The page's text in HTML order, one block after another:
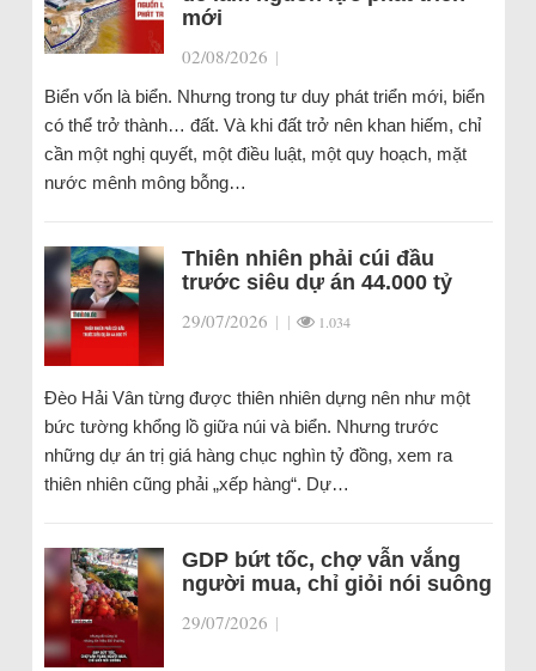
mới
02/08/2026 |
Biển vốn là biển. Nhưng trong tư duy phát triển mới, biển
có thể trở thành… đất. Và khi đất trở nên khan hiếm, chỉ
cần một nghị quyết, một điều luật, một quy hoạch, mặt
nước mênh mông bỗng…
Thiên nhiên phải cúi đầu
trước siêu dự án 44.000 tỷ
29/07/2026 | | 1.034
Đèo Hải Vân từng được thiên nhiên dựng nên như một
bức tường khổng lồ giữa núi và biển. Nhưng trước
những dự án trị giá hàng chục nghìn tỷ đồng, xem ra
thiên nhiên cũng phải „xếp hàng“. Dự…
GDP bứt tốc, chợ vẫn vắng
người mua, chỉ giỏi nói suông
29/07/2026 |